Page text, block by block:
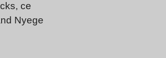
ce
Nyege